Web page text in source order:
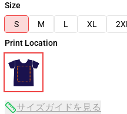
Size
S
M L XL 2XL
Print Location
サイズガイドを見る